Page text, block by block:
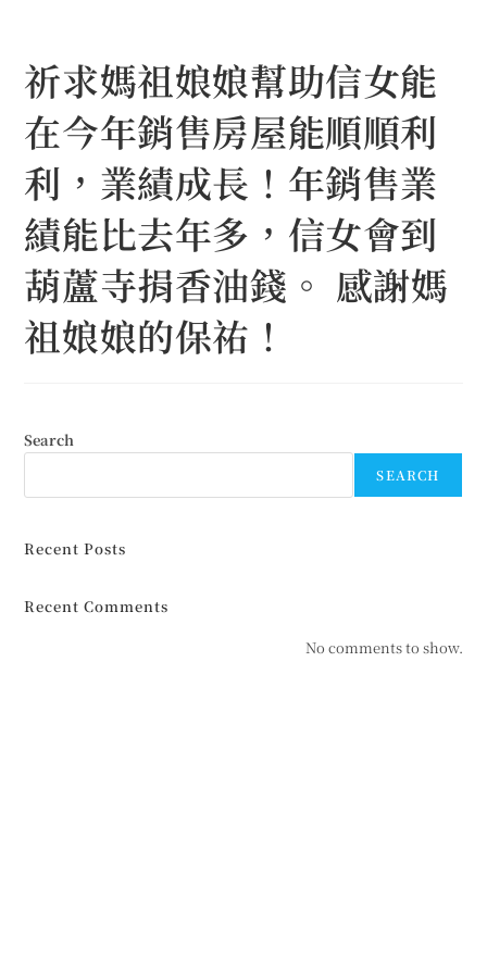
content祈求媽祖娘娘幫助信女能
在今年銷售房屋能順順利
利，業績成長！年銷售業
績能比去年多，信女會到
葫蘆寺捐香油錢。 感謝媽
祖娘娘的保祐！
Search
SEARCH
Recent Posts
Recent Comments
No comments to show.